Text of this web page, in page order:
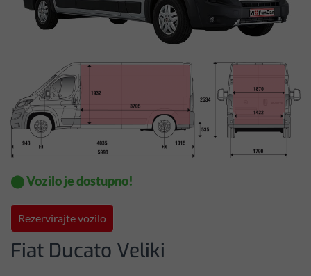
⬤ Vozilo je dostupno!
Rezervirajte vozilo
Fiat Ducato Veliki